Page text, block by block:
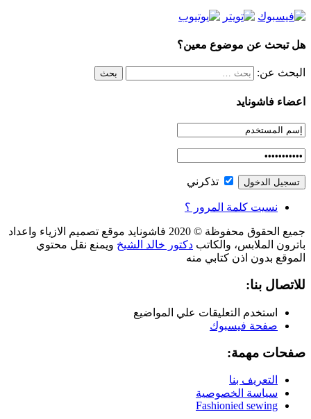
هل تبحث عن موضوع معين؟
البحث عن:
اعضاء فاشونايد
تذكرني
نسيت كلمة المرور ؟
جميع الحقوق محفوظة © 2020 فاشونايد موقع تصميم الازياء واعداد
باترون الملابس، والكاتب دكتور خالد الشيخ ويمنع نقل محتوي
الموقع بدون اذن كتابي منه
للاتصال بنا:
استخدم التعليقات علي المواضيع
صفحة فيسبوك
صفحات مهمة:
التعريف بنا
سياسة الخصوصية
Fashionied sewing